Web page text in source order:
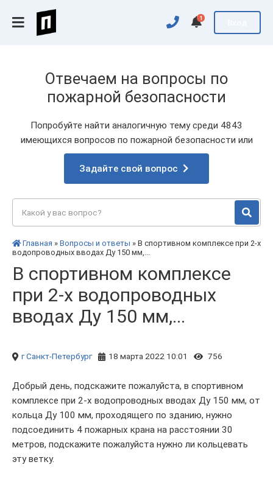
1
Отвечаем на вопросы по
пожарной безопасности
Попробуйте найти аналогичную тему среди 4843
имеющихся вопросов по пожарной безопасности или
Задайте свой вопрос
Главная » Вопросы и ответы » В спортивном комплексе при 2-х
водопроводных вводах Ду 150 мм,...
В спортивном комплексе
при 2-х водопроводных
вводах Ду 150 мм,...
г Санкт-Петербург 18 марта 2022 10:01 756
Добрый день, подскажите пожалуйста, в спортивном
комплексе при 2-х водопроводных вводах Ду 150 мм, от
кольца Ду 100 мм, проходящего по зданию, нужно
подсоединить 4 пожарных крана на расстоянии 30
метров, подскажите пожалуйста нужно ли кольцевать
эту ветку.